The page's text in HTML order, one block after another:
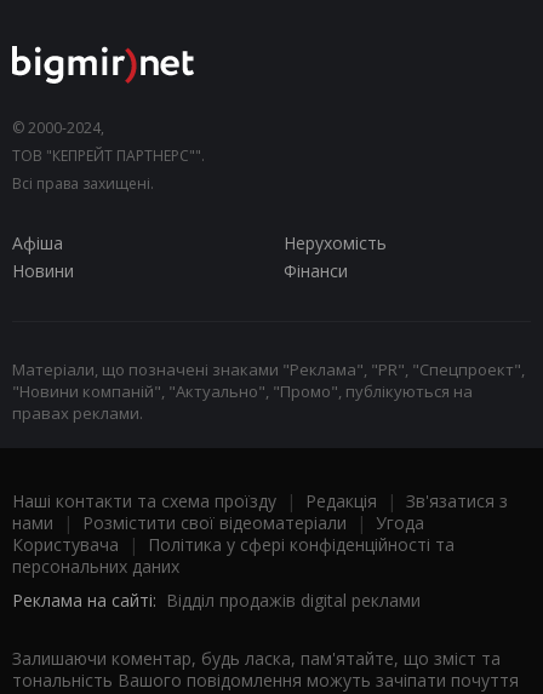
© 2000-2024,
ТОВ "КЕПРЕЙТ ПАРТНЕРС"".
Всі права захищені.
Афіша
Нерухомість
Новини
Фінанси
Матеріали, що позначені знаками "Реклама", "PR", "Спецпроект",
"Новини компаній", "Актуально", "Промо", публікуються на
правах реклами.
Наші контакти та схема проїзду | Редакція | Зв'язатися з
нами | Розмістити свої відеоматеріали | Угода
Користувача |
Політика у сфері конфіденційності та
персональних даних
Реклама на сайті: Відділ продажів digital реклами
Залишаючи коментар, будь ласка, пам'ятайте, що зміст та
тональність Вашого повідомлення можуть зачіпати почуття